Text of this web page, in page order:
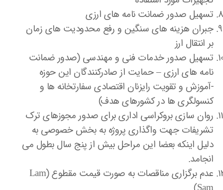
تسهیل صدور ضمانت نامه های ارزی
جبران هزینه های سنگین و رفع محدودیت های زمان
بر انتقال ارز
تسهیل صدور خدمات فنی و مهندسی (صدور ضمانت
نامه های ارزی – حمایت از صادرکنندگان این حوزه
-آموزش و تقویت رایزنان اقتصادی سفارتخانه ها و
کنسولگری ها در کشورهای هدف)
روان سازی بروکراسی اداری برای صدور مجوزهای ترک
تشریفات جهت واگذاری پروژه به بخش خصوصی به
دلیل اینکه بعضا این مراحل بیش از پنج سال بطول می
انجامد.
عدم برگزاری مناقصات به صورت قیمت مقطوع (Lam